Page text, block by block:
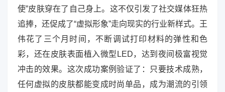
使”皮肤穿在了自己身上。这不仅引发了社交媒体狂热
追捧，还促成了“虚拟形象”走向现实的行业新样式。王
伟花了三个月时间，不断调试打印材料的弹性和色
彩，还在皮肤表面植入微型LED，达到夜间极富视觉
冲击的效果。这次成功案例验证了：只要技术成熟，
任何虚拟的皮肤都能变成时尚单品，成为潮流的引领